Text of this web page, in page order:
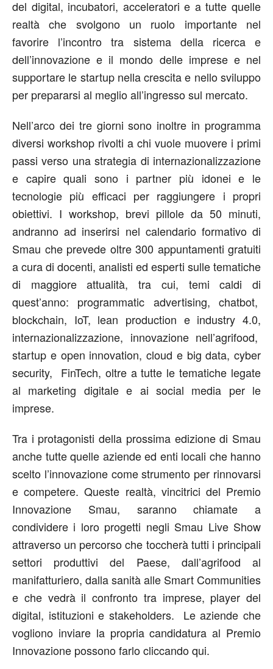
del digital, incubatori, acceleratori e a tutte quelle
realtà che svolgono un ruolo importante nel
favorire l’incontro tra sistema della ricerca e
dell’innovazione e il mondo delle imprese e nel
supportare le startup nella crescita e nello sviluppo
per prepararsi al meglio all’ingresso sul mercato.
Nell’arco dei tre giorni sono inoltre in programma
diversi workshop rivolti a chi vuole muovere i primi
passi verso una strategia di internazionalizzazione
e capire quali sono i partner più idonei e le
tecnologie più efficaci per raggiungere i propri
obiettivi. I workshop, brevi pillole da 50 minuti,
andranno ad inserirsi nel calendario formativo di
Smau che prevede oltre 300 appuntamenti gratuiti
a cura di docenti, analisti ed esperti sulle tematiche
di maggiore attualità, tra cui, temi caldi di
quest’anno: programmatic advertising, chatbot,
blockchain, IoT, lean production e industry 4.0,
internazionalizzazione, innovazione nell’agrifood,
startup e open innovation, cloud e big data, cyber
security, FinTech, oltre a tutte le tematiche legate
al marketing digitale e ai social media per le
imprese.
Tra i protagonisti della prossima edizione di Smau
anche tutte quelle aziende ed enti locali che hanno
scelto l’innovazione come strumento per rinnovarsi
e competere. Queste realtà, vincitrici del Premio
Innovazione Smau, saranno chiamate a
condividere i loro progetti negli Smau Live Show
attraverso un percorso che toccherà tutti i principali
settori produttivi del Paese, dall’agrifood al
manifatturiero, dalla sanità alle Smart Communities
e che vedrà il confronto tra imprese, player del
digital, istituzioni e stakeholders. Le aziende che
vogliono inviare la propria candidatura al Premio
Innovazione possono farlo cliccando qui.